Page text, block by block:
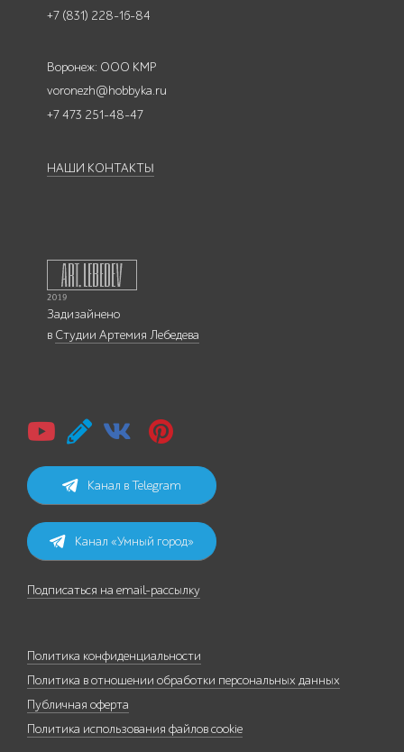
+7 (831) 228-16-84
Воронеж: ООО КМР
voronezh@hobbyka.ru
+7 473 251-48-47
НАШИ КОНТАКТЫ
Задизайнено
в Студии Артемия Лебедева
Канал в Telegram
Канал «Умный город»
Подписаться на email-рассылку
Политика конфиденциальности
Политика в отношении обработки персональных данных
Публичная оферта
Политика использования файлов cookie